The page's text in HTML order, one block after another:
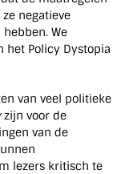
negatieve
We
het Policy Dystopia
van veel politieke
zijn voor de
van de
lezers kritisch te